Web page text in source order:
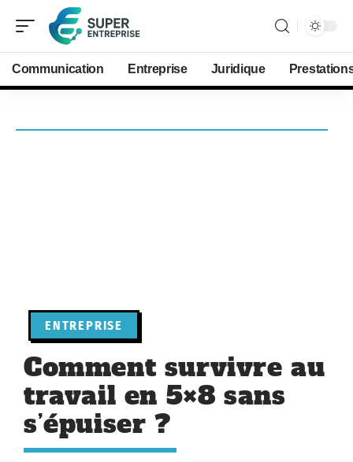
Communication Entreprise Juridique
ENTREPRISE
Comment survivre au
travail en 5×8 sans
s’épuiser ?